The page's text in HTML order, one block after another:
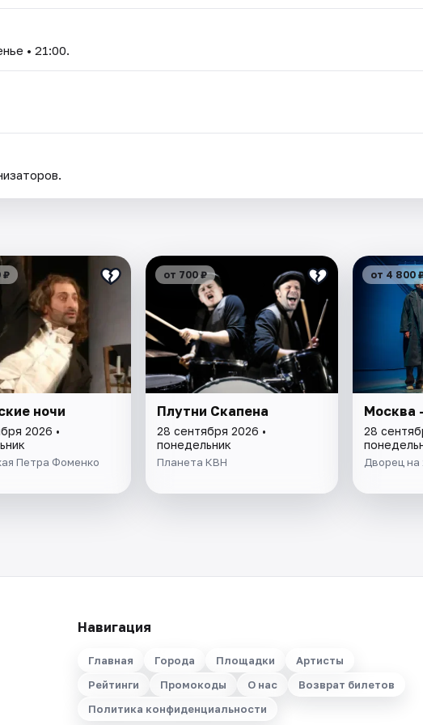
• 21:00.
₽
ночи
2026 •
Петра Фоменко
от 700 ₽
Плутни Скапена
28 сентября 2026 •
понедельник
Планета КВН
от 4 800
Москва
28
Дворец на
Навигация
Главная Города Площадки
Артисты
Рейтинги
Промокоды О нас
Возврат билетов
Политика конфиденциальности